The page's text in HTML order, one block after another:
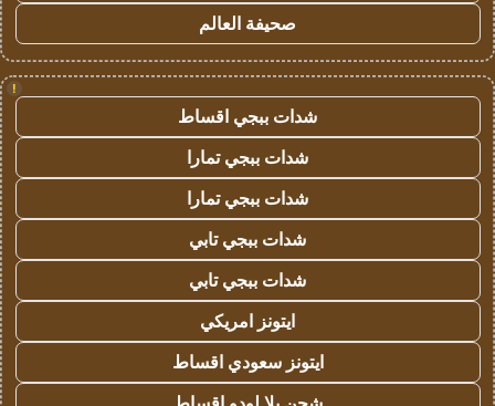
صحيفة العالم
!
شدات ببجي اقساط
شدات ببجي تمارا
شدات ببجي تمارا
شدات ببجي تابي
شدات ببجي تابي
ايتونز امريكي
ايتونز سعودي اقساط